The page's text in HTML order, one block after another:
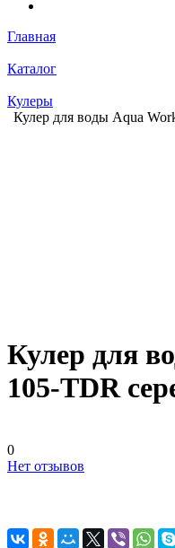
Главная
Каталог
Кулеры
Кулер для воды Aqua
Кулер для
105-TDR
0
Нет отзывов